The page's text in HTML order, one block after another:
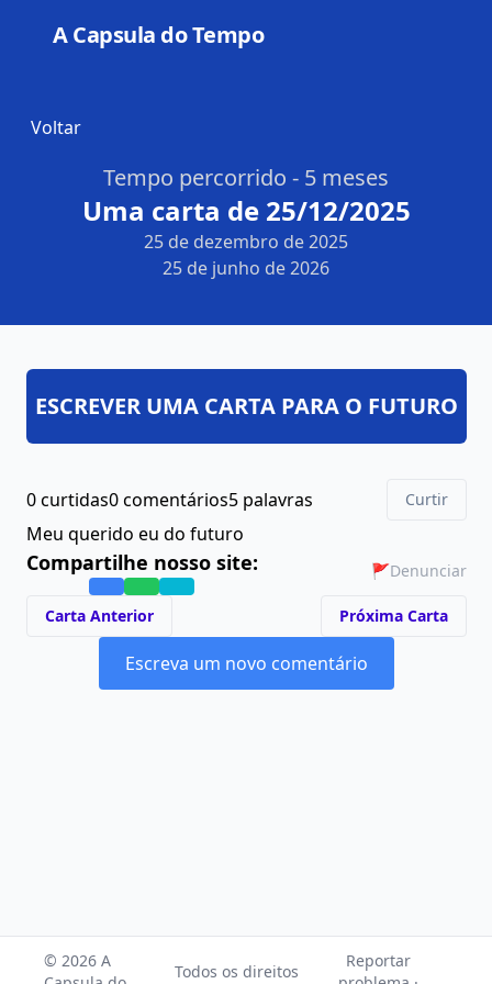
A Capsula do Tempo
Voltar
Tempo percorrido - 5 meses
Uma carta de 25/12/2025
25 de dezembro de 2025
25 de junho de 2026
0 curtidas0 comentários5 palavras Curtir
Meu querido eu do futuro
Compartilhe nosso site: 🚩Denunciar
Carta Anterior Próxima Carta
Escreva um novo comentário
ESCREVER UMA CARTA PARA O FUTURO
© 2026 A
Todos os direitos
Reportar